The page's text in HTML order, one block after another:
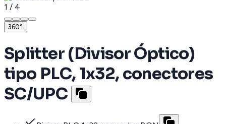
1 / 4
360°
Splitter (Divisor Óptico)
tipo PLC, 1x32, conectores
SC/UPC